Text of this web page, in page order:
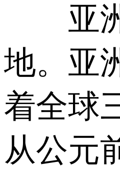
亚洲
地。亚
着全球
从公元